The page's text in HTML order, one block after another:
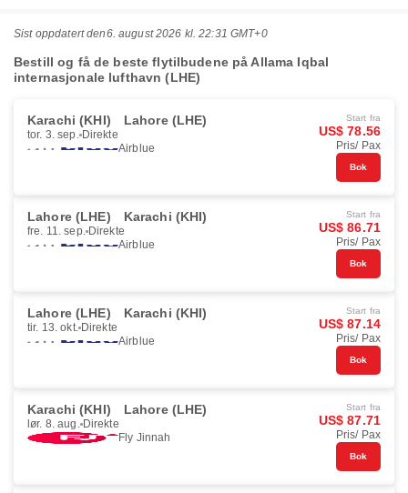
Sist oppdatert den6. august 2026 kl. 22:31 GMT+0
Bestill og få de beste flytilbudene på Allama Iqbal
internasjonale lufthavn (LHE)
Karachi (KHI) Lahore (LHE)
tor. 3. sep. Direkte
Airblue
Start fra
US$ 78.56
Pris/ Pax
Bok
Lahore (LHE) Karachi (KHI)
fre. 11. sep. Direkte
Airblue
Start fra
US$ 86.71
Pris/ Pax
Bok
Lahore (LHE) Karachi (KHI)
tir. 13. okt. Direkte
Airblue
Start fra
US$ 87.14
Pris/ Pax
Bok
Karachi (KHI) Lahore (LHE)
lør. 8. aug. Direkte
Fly Jinnah
Start fra
US$ 87.71
Pris/ Pax
Bok